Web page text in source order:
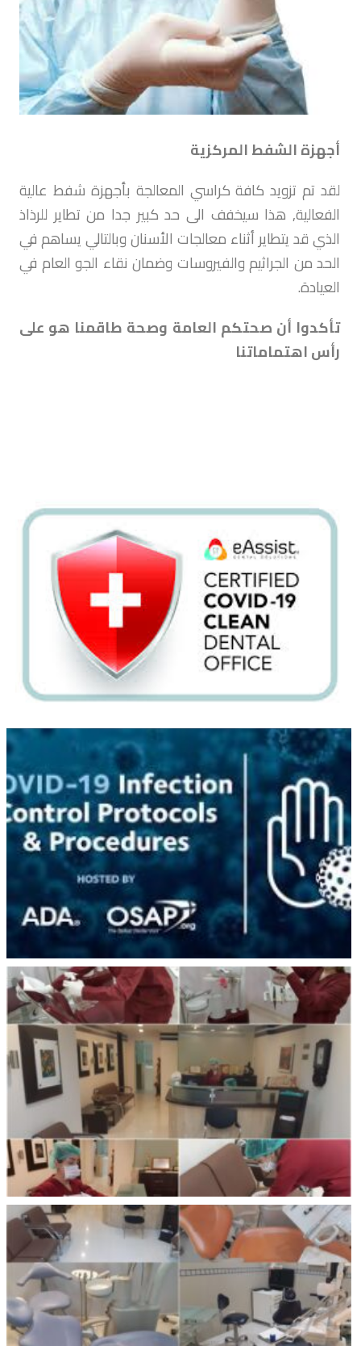
أجهزة الشفط المركزية
لقد تم تزويد كافة كراسي المعالجة بأجهزة شفط عالية
الفعالية, هذا سيخفف الى حد كبير جدا من تطاير للرذاذ
الذي قد يتطاير أثناء معالجات الأسنان وبالتالي يساهم في
الحد من الجراثيم والفيروسات وضمان نقاء الجو العام في
العيادة.
تأكدوا أن صحتكم العامة وصحة طاقمنا هو على
رأس اهتماماتنا